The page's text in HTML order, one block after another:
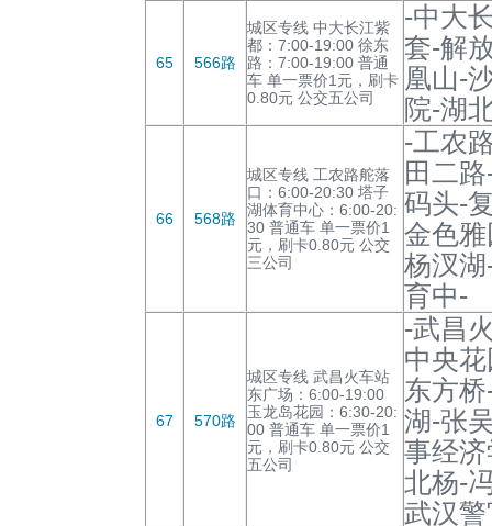
65 566路
城区专线 中大长江紫
都：7:00-19:00 徐东
路：7:00-19:00 普通
车 单一票价1元，刷卡
0.80元 公交五公司
-中大
套-解
凰山-
院-湖
66 568路
城区专线 工农路舵落
口：6:00-20:30 塔子
湖体育中心：6:00-20:
30 普通车 单一票价1
元，刷卡0.80元 公交
三公司
-工农
田二
码头-
金色
杨汊
育中-
67 570路
城区专线 武昌火车站
东广场：6:00-19:00
玉龙岛花园：6:30-20:
00 普通车 单一票价1
元，刷卡0.80元 公交
五公司
-武昌
中央
东方
湖-张
事经
北杨-
武汉